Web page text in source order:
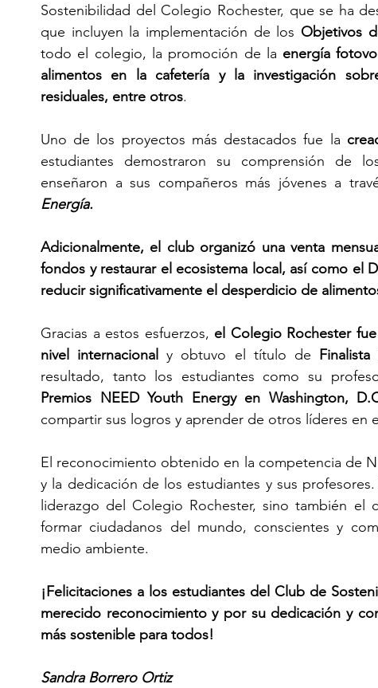
Sostenibilidad del Colegio Rochester, que se ha
que incluyen la implementación de los Objetivos
todo el colegio, la promoción de la energía
alimentos en la cafetería y la investigación
residuales, entre otros.
Uno de los proyectos más destacados fue la
estudiantes demostraron su comprensión de
enseñaron a sus compañeros más jóvenes a
Energía.
Adicionalmente, el club organizó una venta
fondos y restaurar el ecosistema local, así como el
reducir significativamente el desperdicio de
Gracias a estos esfuerzos, el Colegio Rochester
nivel internacional
y obtuvo el título de
resultado, tanto los estudiantes como su
Premios NEED Youth Energy en Washington,
compartir sus logros y aprender de otros líderes en
El reconocimiento obtenido en la competencia de
y la dedicación de los estudiantes y sus
liderazgo del Colegio Rochester, sino también el
formar ciudadanos del mundo, conscientes y
medio ambiente.
¡Felicitaciones a los estudiantes del Club de
merecido reconocimiento y por su dedicación y
más sostenible para todos!
Sandra Borrero Ortiz